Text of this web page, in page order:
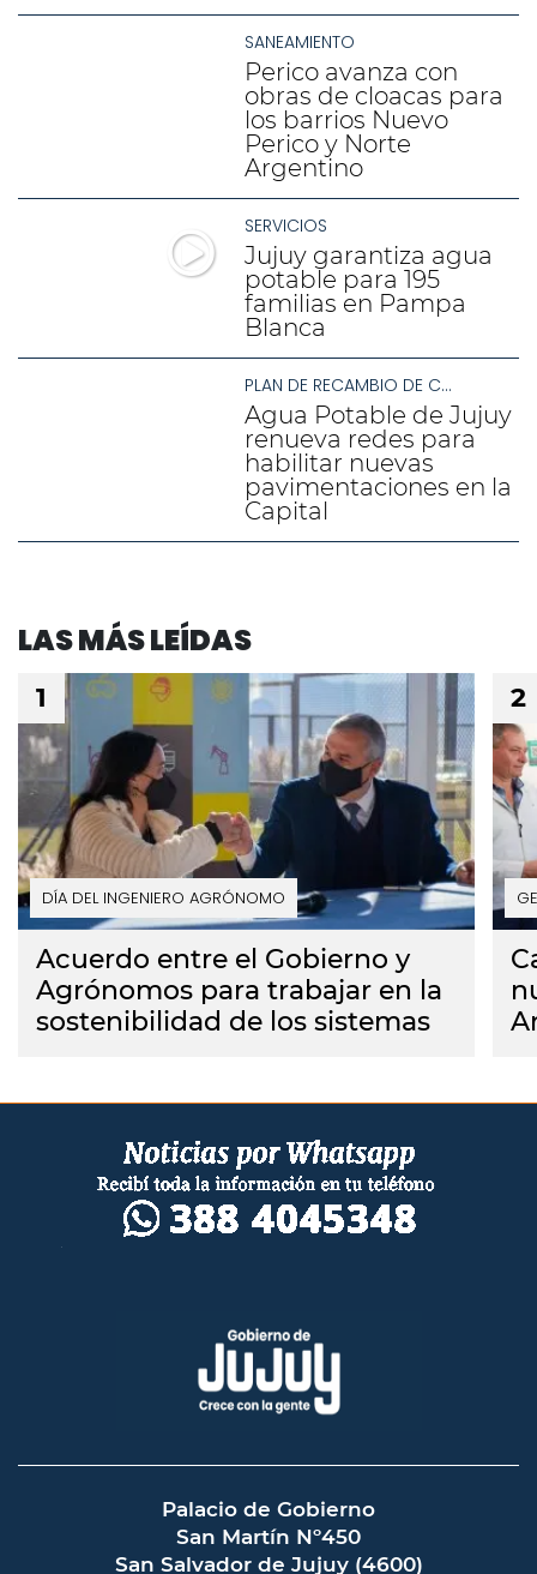
SANEAMIENTO
Perico avanza con
obras de cloacas para
los barrios Nuevo
Perico y Norte
Argentino
SERVICIOS
Jujuy garantiza agua
potable para 195
familias en Pampa
Blanca
PLAN DE RECAMBIO DE CONEXIONES
Agua Potable de Jujuy
renueva redes para
habilitar nuevas
pavimentaciones en la
Capital
LAS MÁS LEÍDAS
DÍA DEL INGENIERO AGRÓNOMO
Acuerdo entre el Gobierno y
Agrónomos para trabajar en la
sostenibilidad de los sistemas
Palacio de Gobierno
San Martín Nº450
San Salvador de Jujuy (4600)